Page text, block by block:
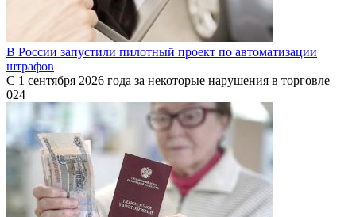
В России запустили пилотный проект по автоматизации
штрафов
С 1 сентября 2026 года за некоторые нарушения в торговле
024